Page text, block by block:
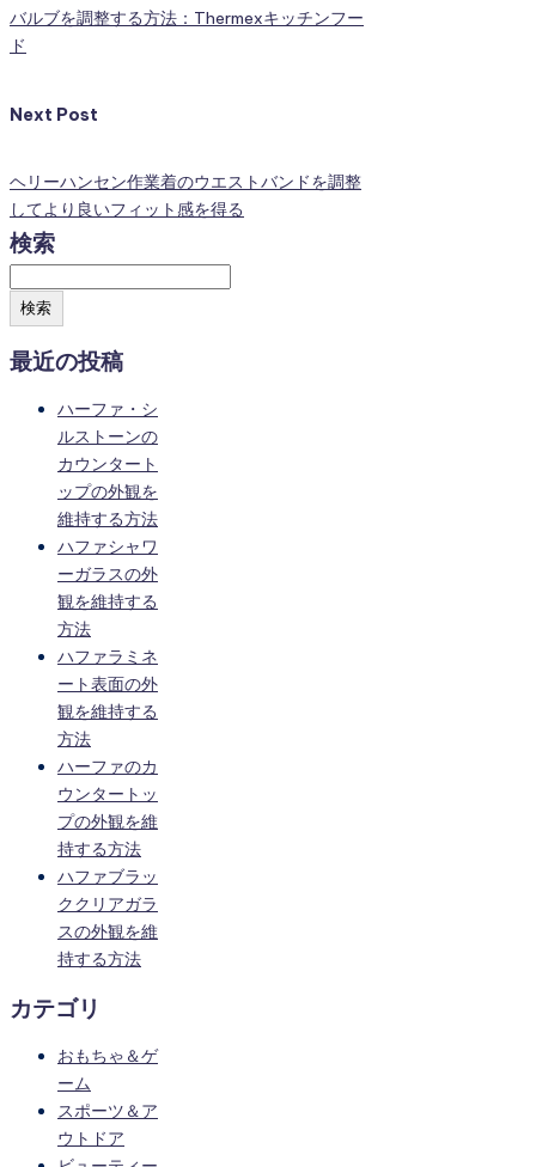
バルブを調整する方法：Thermexキッチンフー
ド
Next Post
ヘリーハンセン作業着のウエストバンドを調整
してより良いフィット感を得る
検索
検索
最近の投稿
ハーファ・シ
ルストーンの
カウンタート
ップの外観を
維持する方法
ハファシャワ
ーガラスの外
観を維持する
方法
ハファラミネ
ート表面の外
観を維持する
方法
ハーファのカ
ウンタートッ
プの外観を維
持する方法
ハファブラッ
ククリアガラ
スの外観を維
持する方法
カテゴリ
おもちゃ＆ゲ
ーム
スポーツ＆ア
ウトドア